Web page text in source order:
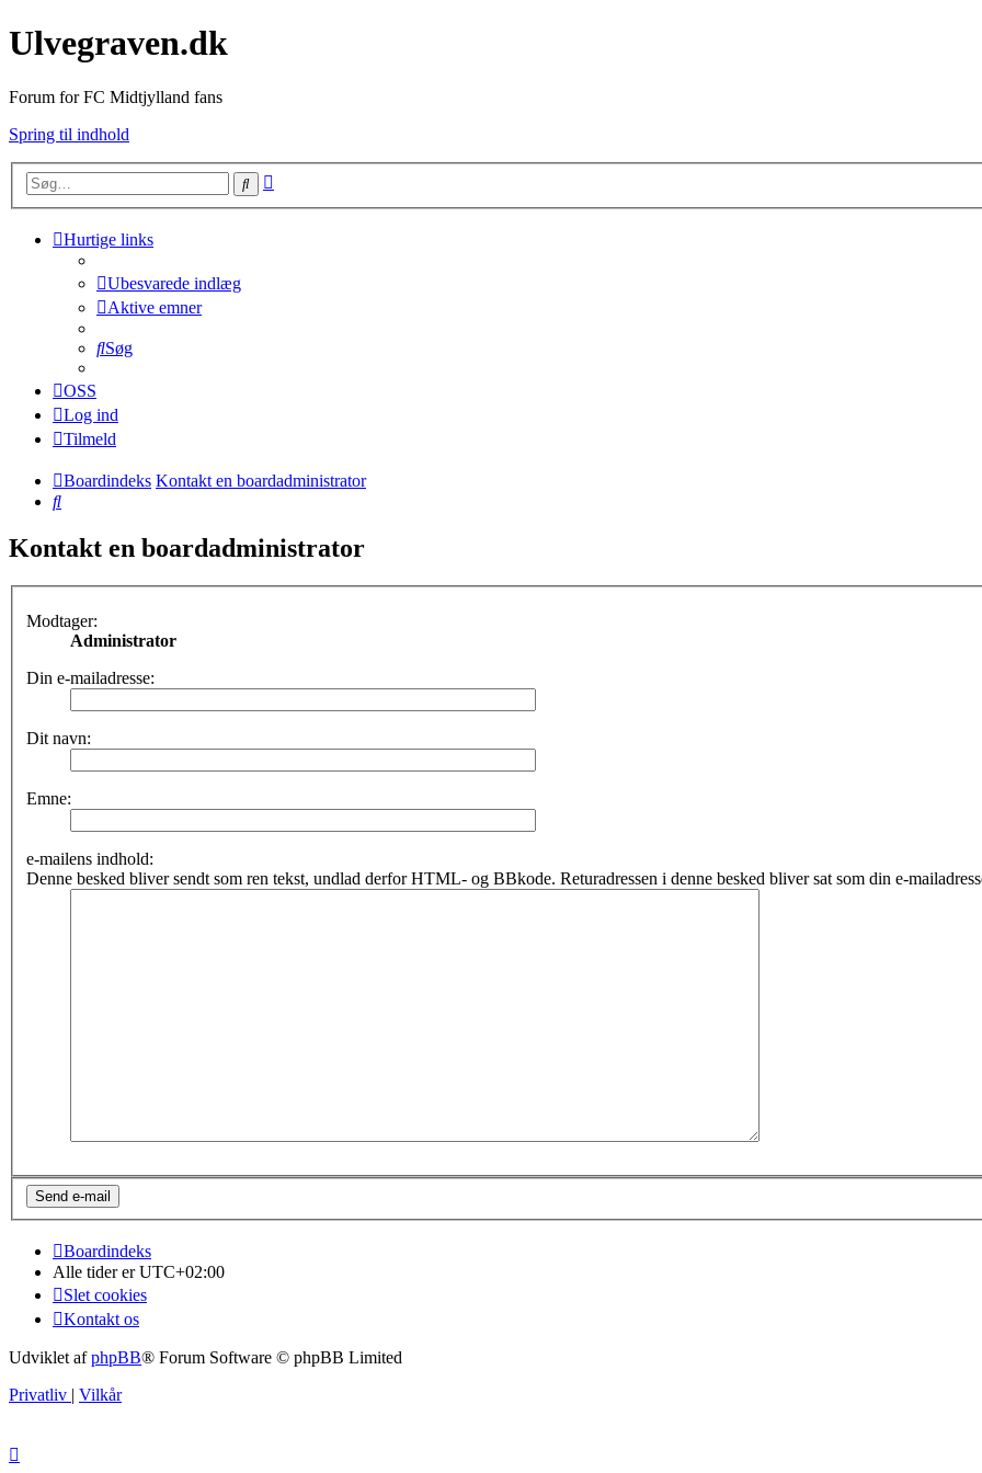
Ulvegraven.dk
Forum for FC Midtjylland fans
Spring til indhold
Søg
Hurtige links
Ubesvarede indlæg
Aktive emner
Søg
OSS
Log ind
Tilmeld
Boardindeks Kontakt en boardadministrator
Søg
Kontakt en boardadministrator
Modtager:
Administrator
Din e-mailadresse:
Dit navn:
Emne:
e-mailens indhold:
Denne besked bliver sendt som ren tekst, undlad derfor HTML- og BBkode. Returadressen i denne besked bliver sat som din e-
Boardindeks
Alle tider erUTC+02:00
Slet cookies
Kontakt os
Udviklet afphpBB® Forum Software © phpBB Limited
Privatliv
Vilkår